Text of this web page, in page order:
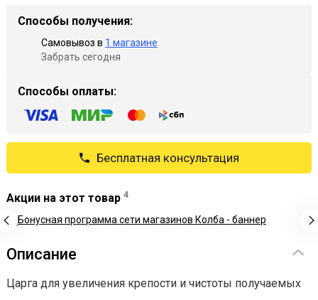
Способы получения:
Самовывоз в 1 магазине
Забрать сегодня
Способы оплаты:
Бесплатная консультация
Акции на этот товар 4
Описание
Царга для увеличения крепости и чистоты получаемых